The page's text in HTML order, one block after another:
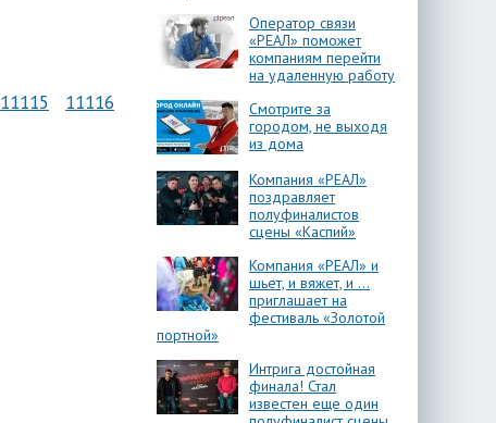
11115
11116
Оператор связи
«РЕАЛ» поможет
компаниям перейти
на удаленную работу
Смотрите за
городом, не выходя
из дома
Компания «РЕАЛ»
поздравляет
полуфиналистов
сцены «Каспий»
Компания «РЕАЛ» и
шьет, и вяжет, и …
приглашает на
фестиваль «Золотой
портной»
Интрига достойная
финала! Стал
известен еще один